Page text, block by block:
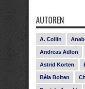
AUTOREN
A. Collin
Andreas Adlon
Astrid Korten
Béla Bolten